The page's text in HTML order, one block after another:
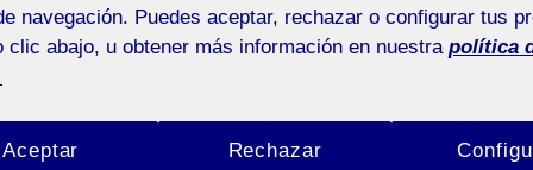
navegación. Puedes aceptar, rechazar o configurar tus
clic abajo, u obtener más información en nuestra política
Rechazar
Aceptar